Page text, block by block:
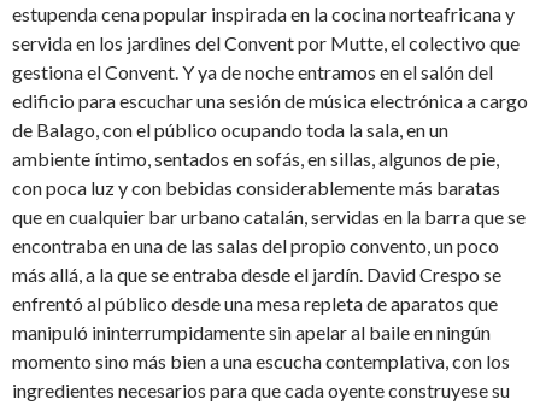
estupenda cena popular inspirada en la cocina norteafricana y
servida en los jardines del Convent por Mutte, el colectivo que
gestiona el Convent. Y ya de noche entramos en el salón del
edificio para escuchar una sesión de música electrónica a cargo
de Balago, con el público ocupando toda la sala, en un
ambiente íntimo, sentados en sofás, en sillas, algunos de pie,
con poca luz y con bebidas considerablemente más baratas
que en cualquier bar urbano catalán, servidas en la barra que se
encontraba en una de las salas del propio convento, un poco
más allá, a la que se entraba desde el jardín. David Crespo se
enfrentó al público desde una mesa repleta de aparatos que
manipuló ininterrumpidamente sin apelar al baile en ningún
momento sino más bien a una escucha contemplativa, con los
ingredientes necesarios para que cada oyente construyese su